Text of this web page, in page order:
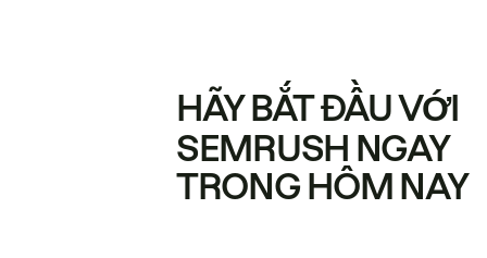
HÃY BẮT ĐẦU VỚI
SEMRUSH NGAY
TRONG HÔM NAY